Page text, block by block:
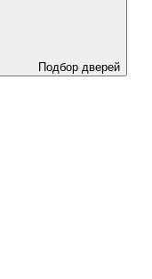
Подбор дверей